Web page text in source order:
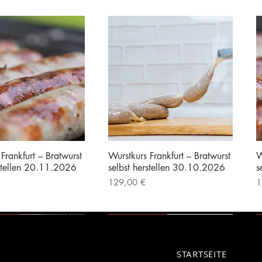
– Bratwurst
20.11.2026
Wurstkurs Frankfurt – Bratwurst
selbst herstellen 30.10.2026
Preis
129,00 €
STARTSEITE